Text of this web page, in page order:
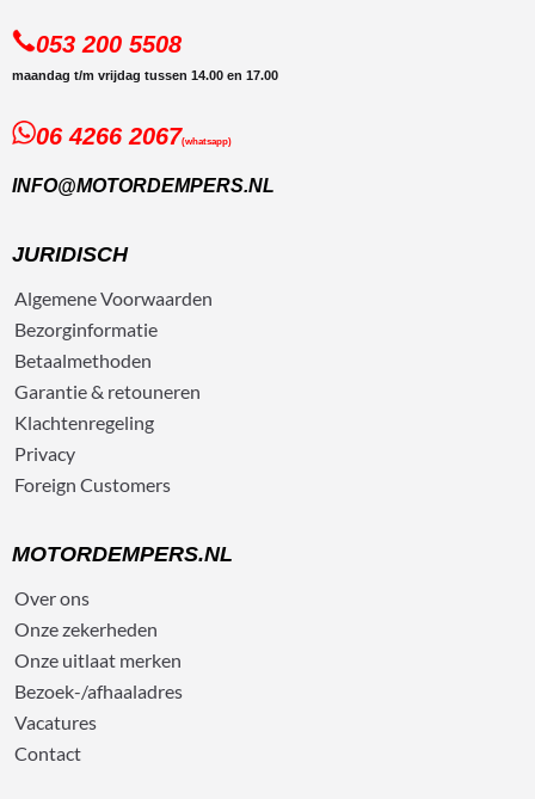
053 200 5508
maandag t/m vrijdag tussen 14.00 en 17.00
06 4266 2067(whatsapp)
INFO@MOTORDEMPERS.NL
JURIDISCH
AlgemeneVoorwaarden
Bezorginformatie
Betaalmethoden
Garantie & retouneren
Klachtenregeling
Privacy
Foreign Customers
MOTORDEMPERS.NL
Over ons
Onze zekerheden
Onze uitlaat merken
Bezoek-/afhaaladres
Vacatures
Contact